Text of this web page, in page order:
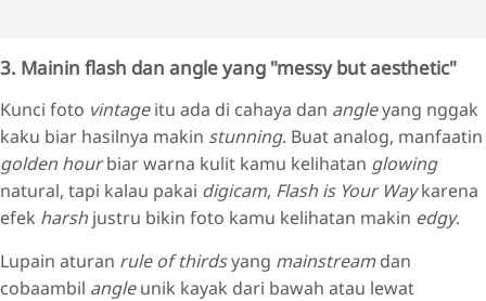
3. Mainin flash dan angle yang "messy but aesthetic"
Kunci foto vintageitu ada di cahaya dan angleyang nggak
kaku biar hasilnya makin stunning. Buat analog, manfaatin
golden hourbiar warna kulit kamu kelihatan glowing
natural, tapi kalau pakai digicam, Flash is Your Waykarena
efek harsh justru bikin foto kamu kelihatan makin edgy.
Lupain aturan rule of thirdsyang mainstreamdan
cobaambil angleunik kayak dari bawah atau lewat